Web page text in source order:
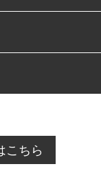
直接ご予約いた
こちら